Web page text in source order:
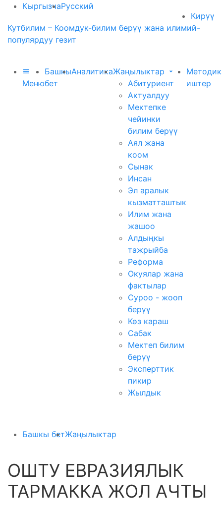
КыргызчаРусский
Кирүү
Кутбилим – Коомдук-билим берүү жана илимий-
популярдуу гезит
Меню
Башкы
бет
АналитикаЖаңылыктар
Абитуриент
Актуалдуу
Мектепке
чейинки
билим берүү
Аял жана
коом
Сынак
Инсан
Эл аралык
кызматташтык
Илим жана
жашоо
Алдыңкы
тажрыйба
Реформа
Окуялар жана
фактылар
Суроо - жооп
берүү
Көз караш
Сабак
Мектеп билим
берүү
Эксперттик
пикир
Жылдык
иштер
Башкы бетЖаңылыктар
ОШТУ ЕВРАЗИЯЛЫК
ТАРМАККА ЖОЛ АЧТЫ